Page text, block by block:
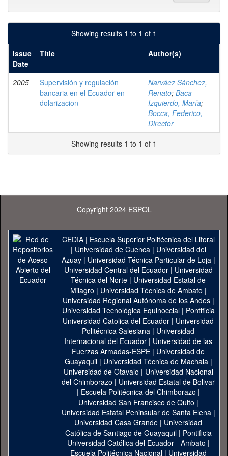
Showing results 1 to 1 of 1
Issue
Date
Title Author(s)
2005
Supervisión y regulación
bancaria en el Ecuador en
dolarizacion
Narváez Sánchez,
Renato; Baca
Izquierdo, María;
Bocca, Federico,
Director
Showing results 1 to 1 of 1
Copyright 2024 ESPOL
CEDIA| Escuela Superior Politécnica del Litoral
| Universidad de Cuenca| Universidad del
Azuay| Universidad Técnica Particular de Loja|
Universidad Central del Ecuador| Universidad
Técnica del Norte | Universidad Estatal de
Milagro | Universidad Técnica de Ambato |
Universidad Regional Autónoma de los Andes|
Universidad Tecnológica Equinoccial| Pontificia
Universidad Catolica del Ecuador | Universidad
Politécnica Salesiana | Universidad
Internacional del Ecuador | Universidad de las
Fuerzas Armadas-ESPE | Universidad de
Guayaquil| Universidad Técnica de Machala|
Universidad de Otavalo | Universidad Nacional
del Chimborazo | Universidad Estatal de Bolivar
| Escuela Politécnica del Chimborazo |
Universidad San Francisco de Quito |
Universidad Estatal Peninsular de Santa Elena|
Universidad Casa Grande | Universidad
Católica de Santiago de Guayaquil| Pontificia
Universidad Católica del Ecuador - Ambato |
Escuela Politécnica Nacional| Universidad